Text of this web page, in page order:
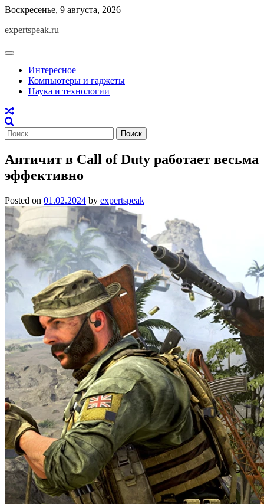
Skip
content
Воскресенье, 9 августа, 2026
expertspeak.ru
Интересное
Компьютеры и гаджеты
Наука и технологии
Найти:
Античит в Call of Duty работает весьма
эффективно
Posted on 01.02.2024 by expertspeak